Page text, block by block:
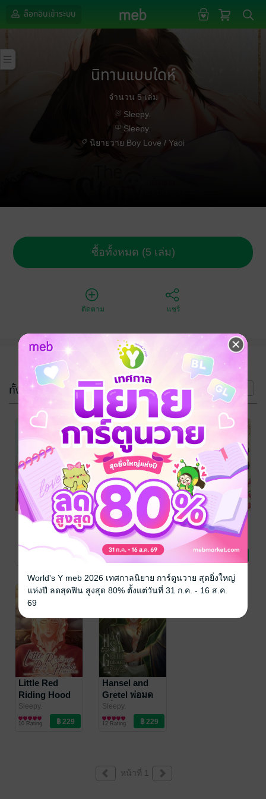
ล็อกอินเข้าระบบ
นิทานแบบใดห์
จำนวน 5 เล่ม
Sleepy.
Sleepy.
นิยายวาย Boy Love / Yaoi
ซื้อทั้งหมด (5 เล่ม)
ติดตาม แชร์
ทั้งหมด(5 เล่ม) หน้าที่ 1
Cinderella's
fairy tale นิทาน
นเดอเรลล่า
นิยายวาย Boy
The Story of
three little
pigs #เรื่องราว
ความชิบหาย
ของคุณหมาป่า
Sleepy.
นิยายวาย Boy
Love / Yaoi
3 Rating
The Tale of
Sleeping
Beauty ไมเดล
ไม่ชอบเด็ก
Sleepy.
นิยายวาย Boy
Love / Yaoi
Little Red
Riding Hood
คุณหมาป่าขาว
Sleepy.
นิยายวาย Boy
Love / Yaoi
10 Rating
Hansel and
Gretel พ่อมด
กลิ่นซินเนีย
Sleepy.
นิยายวาย Boy
Love / Yaoi
12 Rating
หน้าที่ 1
World's Y meb 2026 เทศกาลนิยาย การ์ตูนวาย สุดยิ่งใหญ่
แห่งปี ลดสุดฟิน สูงสุด 80% ตั้งแต่วันที่ 31 ก.ค. - 16 ส.ค.
69